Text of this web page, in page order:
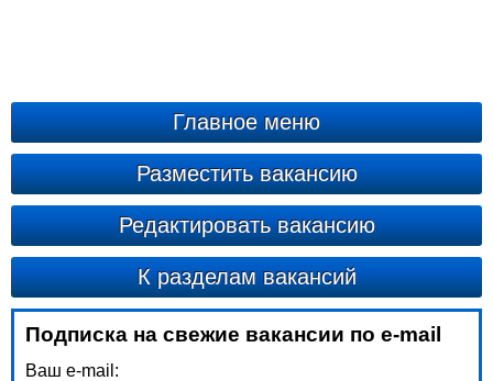
Главное меню
Разместить вакансию
Редактировать вакансию
К разделам вакансий
Подписка на свежие вакансии по e-mail
Ваш e-mail: